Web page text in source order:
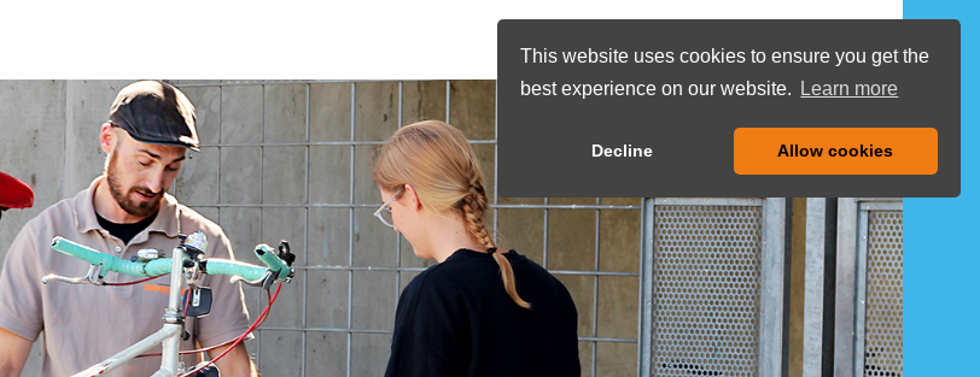
This website uses cookies to ensure you get the
best experience on our website.
Learn more
Decline Allow cookies